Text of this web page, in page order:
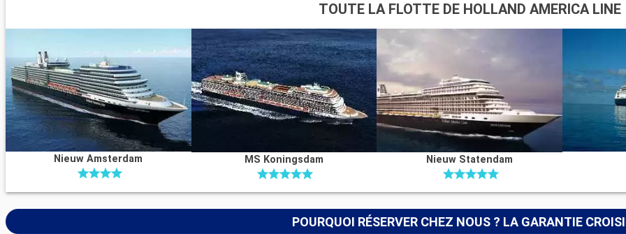
TOUTE LA FLOTTE DE HOLLAND AMERICA LINE
Nieuw Amsterdam MS Koningsdam Nieuw Statendam
POURQUOI RÉSERVER CHEZ NOUS ? LA GARANTIE